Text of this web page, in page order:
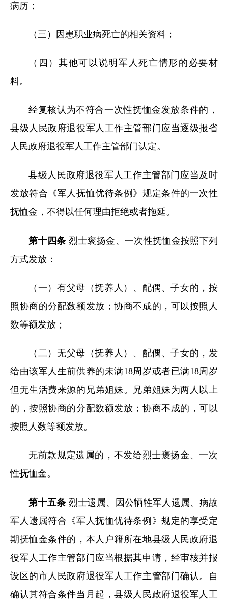
病历；
（三）因患职业病死亡的相关资料；
（四）其他可以说明军人死亡情形的必要材
料。
经复核认为不符合一次性抚恤金发放条件的，
县级人民政府退役军人工作主管部门应当逐级报省
人民政府退役军人工作主管部门认定。
县级人民政府退役军人工作主管部门应当及时
发放符合《军人抚恤优待条例》规定条件的一次性
抚恤金，不得以任何理由拒绝或者拖延。
第十四条 烈士褒扬金、一次性抚恤金按照下列
方式发放：
（一）有父母（抚养人）、配偶、子女的，按
照协商的分配数额发放；协商不成的，可以按照人
数等额发放；
（二）无父母（抚养人）、配偶、子女的，发
给由该军人生前供养的未满18周岁或者已满18周岁
但无生活费来源的兄弟姐妹。兄弟姐妹为两人以上
的，按照协商的分配数额发放；协商不成的，可以
按照人数等额发放。
无前款规定遗属的，不发给烈士褒扬金、一次
性抚恤金。
第十五条 烈士遗属、因公牺牲军人遗属、病故
军人遗属符合《军人抚恤优待条例》规定的享受定
期抚恤金条件的，本人户籍所在地县级人民政府退
役军人工作主管部门应当根据其申请，经审核并报
设区的市人民政府退役军人工作主管部门确认。自
确认其符合条件当月起，县级人民政府退役军人工